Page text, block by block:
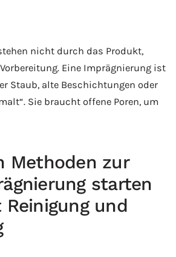
nicht durch das Produkt,
Eine Imprägnierung ist
Staub, alte Beschichtungen oder
Sie braucht offene Poren, um
Methoden zur
starten
und